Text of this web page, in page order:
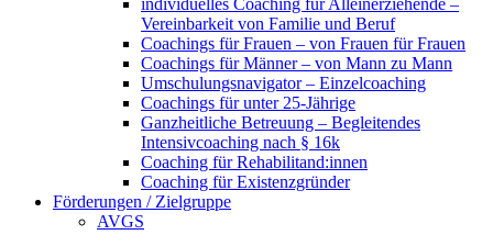
individuelles Coaching für Alleinerziehende –
Vereinbarkeit von Familie und Beruf
Coachings für Frauen – von Frauen für Frauen
Coachings für Männer – von Mann zu Mann
Umschulungsnavigator – Einzelcoaching
Coachings für unter 25-Jährige
Ganzheitliche Betreuung – Begleitendes
Intensivcoaching nach § 16k
Coaching für Rehabilitand:innen
Coaching für Existenzgründer
Förderungen / Zielgruppe
AVGS